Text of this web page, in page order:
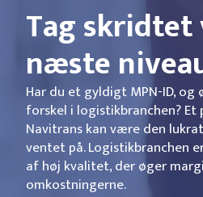
Tag
næste
Har du et gyldigt MPN-ID,
forskel i logistikbranchen?
Navitrans kan være den
ventet på. Logistikbranchen
af høj kvalitet, der øger
omkostningerne.